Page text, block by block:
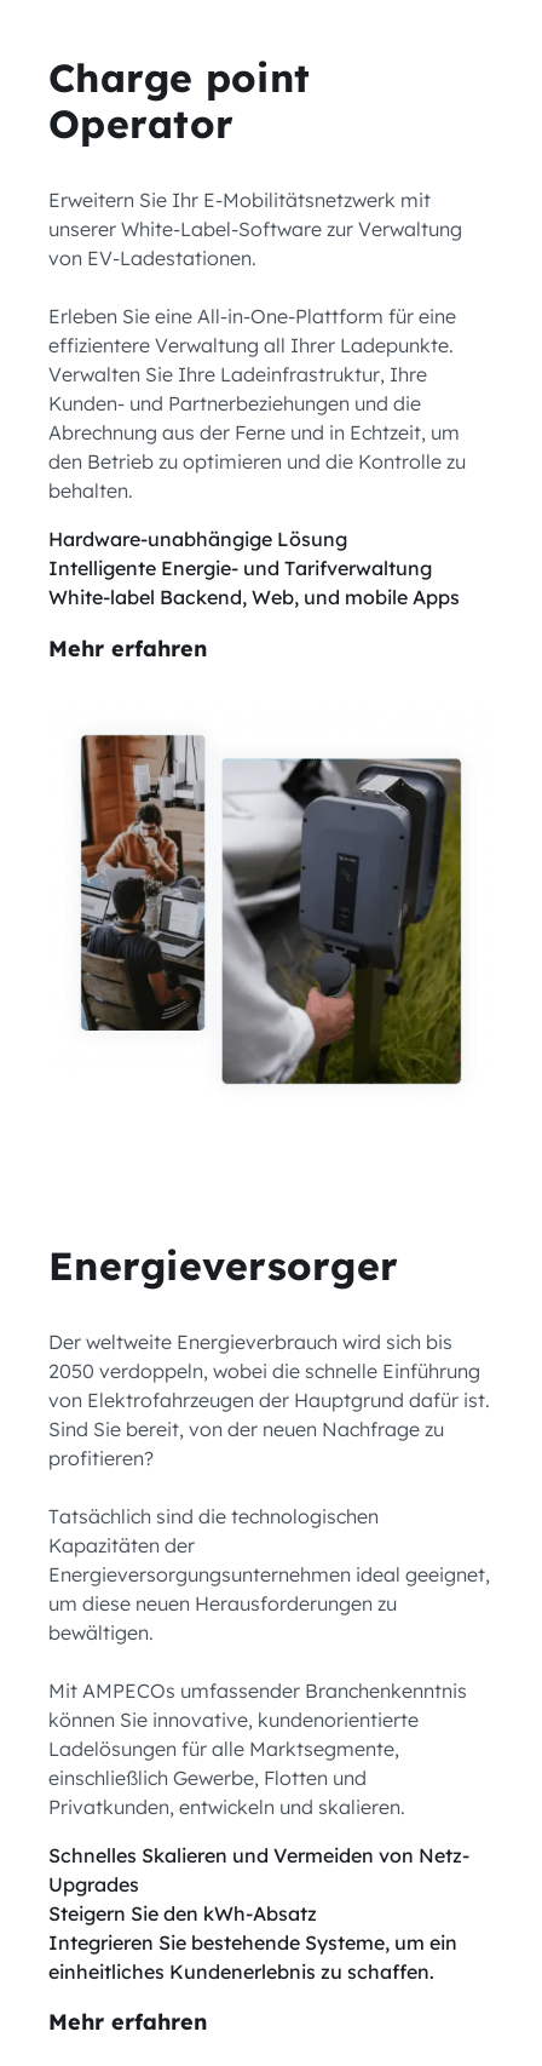
Charge point
Operator
Erweitern Sie Ihr E-Mobilitätsnetzwerk mit
unserer White-Label-Software zur Verwaltung
von EV-Ladestationen.
Erleben Sie eine All-in-One-Plattform für eine
effizientere Verwaltung all Ihrer Ladepunkte.
Verwalten Sie Ihre Ladeinfrastruktur, Ihre
Kunden- und Partnerbeziehungen und die
Abrechnung aus der Ferne und in Echtzeit, um
den Betrieb zu optimieren und die Kontrolle zu
behalten.
Hardware-unabhängige Lösung
Intelligente Energie- und Tarifverwaltung
White-label Backend, Web, und mobile Apps
Mehr erfahren
Energieversorger
Der weltweite Energieverbrauch wird sich bis
2050 verdoppeln, wobei die schnelle Einführung
von Elektrofahrzeugen der Hauptgrund dafür ist.
Sind Sie bereit, von der neuen Nachfrage zu
profitieren?
Tatsächlich sind die technologischen
Kapazitäten der
Energieversorgungsunternehmen ideal geeignet,
um diese neuen Herausforderungen zu
bewältigen.
Mit AMPECOs umfassender Branchenkenntnis
können Sie innovative, kundenorientierte
Ladelösungen für alle Marktsegmente,
einschließlich Gewerbe, Flotten und
Privatkunden, entwickeln und skalieren.
Schnelles Skalieren und Vermeiden von Netz-
Upgrades
Steigern Sie den kWh-Absatz
Integrieren Sie bestehende Systeme, um ein
einheitliches Kundenerlebnis zu schaffen.
Mehr erfahren